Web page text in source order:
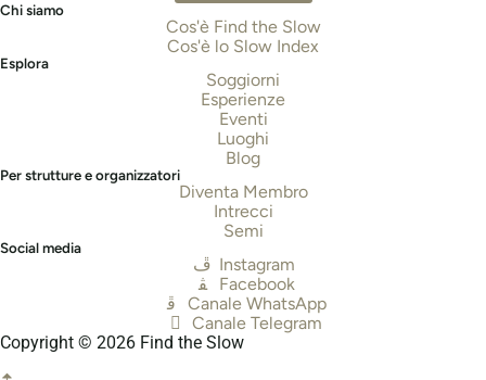
Chi siamo
Cos'è Find the Slow
Cos'è lo Slow Index
Esplora
Soggiorni
Esperienze
Eventi
Luoghi
Blog
Per strutture e organizzatori
Diventa Membro
Intrecci
Semi
Social media
Instagram
Facebook
Canale WhatsApp
Canale Telegram
Copyright © 2026 Find the Slow